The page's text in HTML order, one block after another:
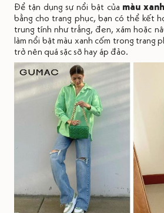
Để tận dụng sự nổi bật của màu
bằng cho trang phục, bạn có thể kết
trung tính như trắng, đen, xám hoặc
làm nổi bật màu xanh cốm trong trang
trở nên quá sặc sỡ hay áp đảo.